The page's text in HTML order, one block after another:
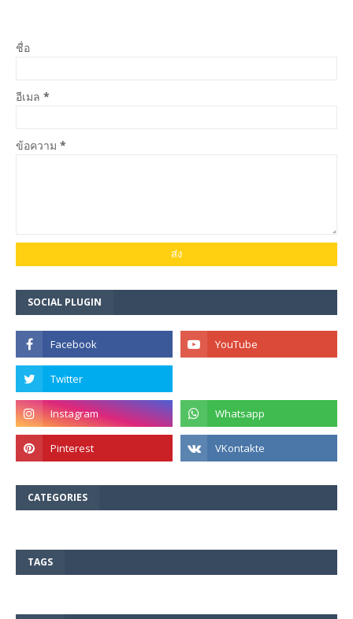
ชื่อ
อีเมล *
ข้อความ *
SOCIAL PLUGIN
CATEGORIES
TAGS